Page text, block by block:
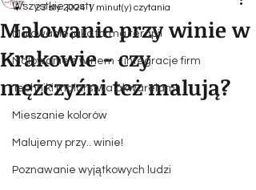
Wszystkie posty
Malowanie jako forma terapii
Malowanie z winem - integracje firm
Techniki malarstwa akwarelami
Mieszanie kolorów
Malujemy przy.. winie!
Poznawanie wyjątkowych ludzi
Malowanie przy winie w
Krakowie - czy
mężczyźni też malują?
23 sty 2024 1 minut(y) czytania